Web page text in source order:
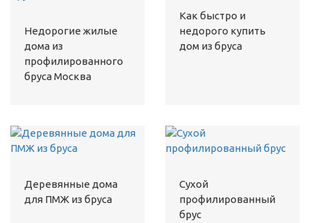
Недорогие жилые
дома из
профилированного
бруса Москва
Как быстро и
недорого купить
дом из бруса
Деревянные дома
для ПМЖ из бруса
Сухой
профилированный
брус